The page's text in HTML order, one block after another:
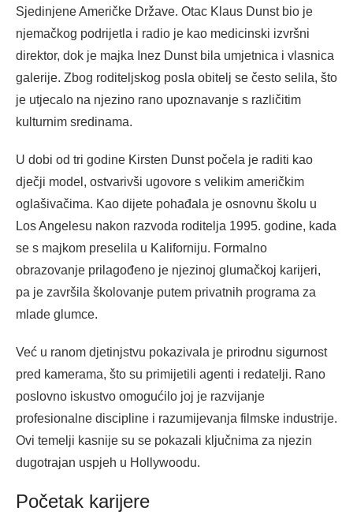
Sjedinjene Američke Države. Otac Klaus Dunst bio je
njemačkog podrijetla i radio je kao medicinski izvršni
direktor, dok je majka Inez Dunst bila umjetnica i vlasnica
galerije. Zbog roditeljskog posla obitelj se često selila, što
je utjecalo na njezino rano upoznavanje s različitim
kulturnim sredinama.
U dobi od tri godine Kirsten Dunst počela je raditi kao
dječji model, ostvarivši ugovore s velikim američkim
oglašivačima. Kao dijete pohađala je osnovnu školu u
Los Angelesu nakon razvoda roditelja 1995. godine, kada
se s majkom preselila u Kaliforniju. Formalno
obrazovanje prilagođeno je njezinoj glumačkoj karijeri,
pa je završila školovanje putem privatnih programa za
mlade glumce.
Već u ranom djetinjstvu pokazivala je prirodnu sigurnost
pred kamerama, što su primijetili agenti i redatelji. Rano
poslovno iskustvo omogućilo joj je razvijanje
profesionalne discipline i razumijevanja filmske industrije.
Ovi temelji kasnije su se pokazali ključnima za njezin
dugotrajan uspjeh u Hollywoodu.
Početak karijere